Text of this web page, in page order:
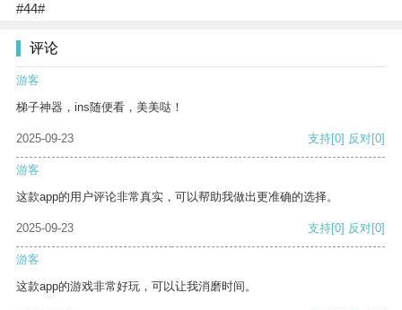
#44#
评论
游客
梯子神器，ins随便看，美美哒！
2025-09-23 支持[0] 反对[0]
游客
这款app的用户评论非常真实，可以帮助我做出更准确的选择。
2025-09-23 支持[0] 反对[0]
游客
这款app的游戏非常好玩，可以让我消磨时间。